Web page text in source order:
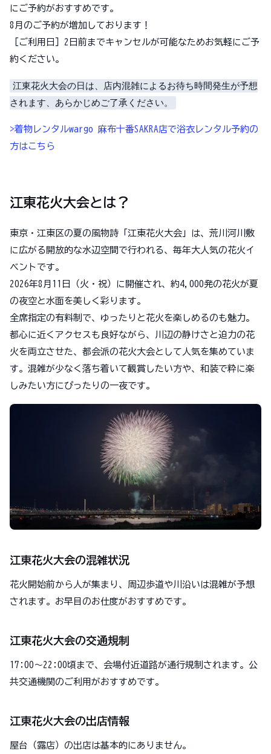
にご予約がおすすめです。
8月のご予約が増加しております！
［ご利用日］2日前までキャンセルが可能なためお気軽にご予
約ください。
江東花火大会の日は、店内混雑によるお待ち時間発生が予想
されます、あらかじめご了承ください。
>着物レンタルwargo 麻布十番SAKRA店で浴衣レンタル予約の
方はこちら
江東花火大会とは？
東京・江東区の夏の風物詩「江東花火大会」は、荒川河川敷
に広がる開放的な水辺空間で行われる、毎年大人気の花火イ
ベントです。
2026年8月11日（火・祝）に開催され、約4,000発の花火が夏
の夜空と水面を美しく彩ります。
全席指定の有料制で、ゆったりと花火を楽しめるのも魅力。
都心に近くアクセスも良好ながら、川辺の静けさと迫力の花
火を両立させた、都会派の花火大会として人気を集めていま
す。混雑が少なく落ち着いて観賞したい方や、和装で粋に楽
しみたい方にぴったりの一夜です。
江東花火大会の混雑状況
花火開始前から人が集まり、周辺歩道や川沿いは混雑が予想
されます。お早目のお仕度がおすすめです。
江東花火大会の交通規制
17:00〜22:00頃まで、会場付近道路が通行規制されます。公
共交通機関のご利用がおすすめです。
江東花火大会の出店情報
屋台（露店）の出店は基本的にありません。